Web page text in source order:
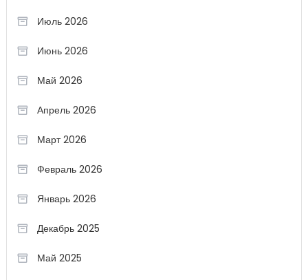
Июль 2026
Июнь 2026
Май 2026
Апрель 2026
Март 2026
Февраль 2026
Январь 2026
Декабрь 2025
Май 2025